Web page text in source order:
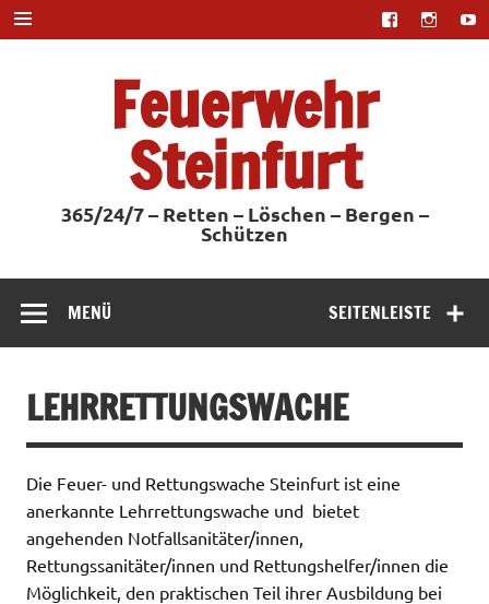
Zum
Inhalt
springen
Feuerwehr
Steinfurt
365/24/7 – Retten – Löschen – Bergen –
Schützen
SEITENLEISTE
MENÜ
LEHRRETTUNGSWACHE
Die Feuer- und Rettungswache Steinfurt ist eine
anerkannte Lehrrettungswache und bietet
angehenden Notfallsanitäter/innen,
Rettungssanitäter/innen und Rettungshelfer/innen die
Möglichkeit, den praktischen Teil ihrer Ausbildung bei